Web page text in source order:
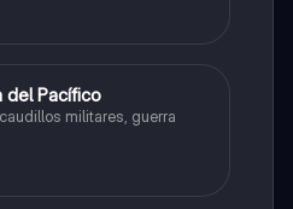
del Pacífico
militares, guerra